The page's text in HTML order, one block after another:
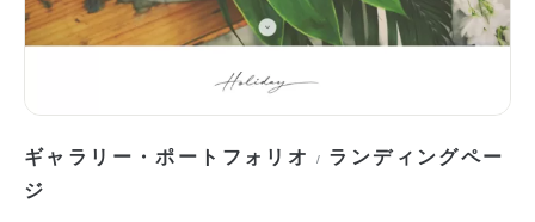
ギャラリー・ポートフォリオ / ランディングペー
ジ